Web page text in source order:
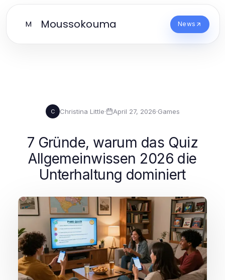
M Moussokouma News
C Christina Little· April 27, 2026·Games
7 Gründe, warum das Quiz
Allgemeinwissen 2026 die
Unterhaltung dominiert